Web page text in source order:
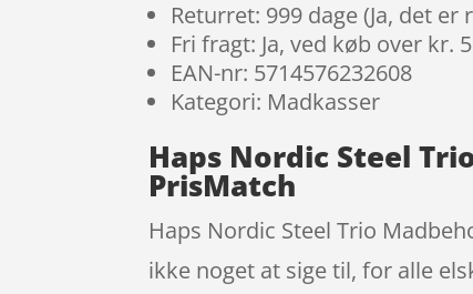
Returret: 999 dage (Ja, det er
Fri fragt: Ja, ved køb over kr.
EAN-nr: 5714576232608
Kategori: Madkasser
Haps Nordic Steel
PrisMatch
Haps Nordic Steel Trio
ikke noget at sige til, for alle